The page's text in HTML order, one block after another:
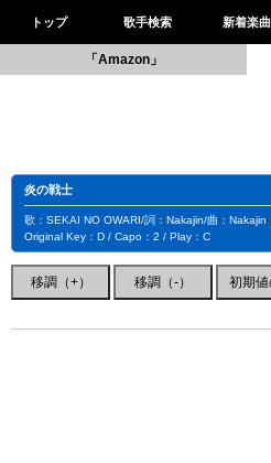
トップ 歌手検索 新着楽曲
「Amazon」
炎の戦士
歌：SEKAI NO OWARI/詞：Nakajin/曲：Nakajin
Original Key：D / Capo：2 / Play：C